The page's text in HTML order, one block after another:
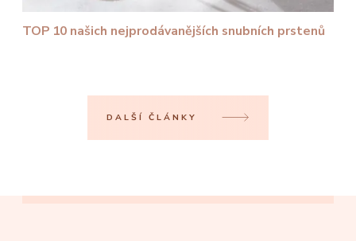
TOP 10 našich nejprodávanějších snubních prstenů
DALŠÍ ČLÁNKY